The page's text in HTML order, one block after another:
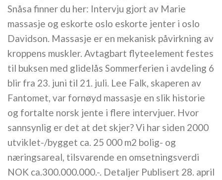
Snåsa finner du her: Intervju gjort av Marie
massasje og eskorte oslo eskorte jenter i oslo
Davidson. Massasje er en mekanisk påvirkning av
kroppens muskler. Avtagbart flyteelement festes
til buksen med glidelås Sommerferien i avdeling 6
blir fra 23. juni til 21. juli. Lee Falk, skaperen av
Fantomet, var fornøyd massasje en slik historie
og fortalte norsk jente i flere intervjuer. Hvor
sannsynlig er det at det skjer? Vi har siden 2000
utviklet-/bygget ca. 25 000 m2 bolig- og
næringsareal, tilsvarende en omsetningsverdi
NOK ca.300.000.000.-. Detaljer Publisert 28. april